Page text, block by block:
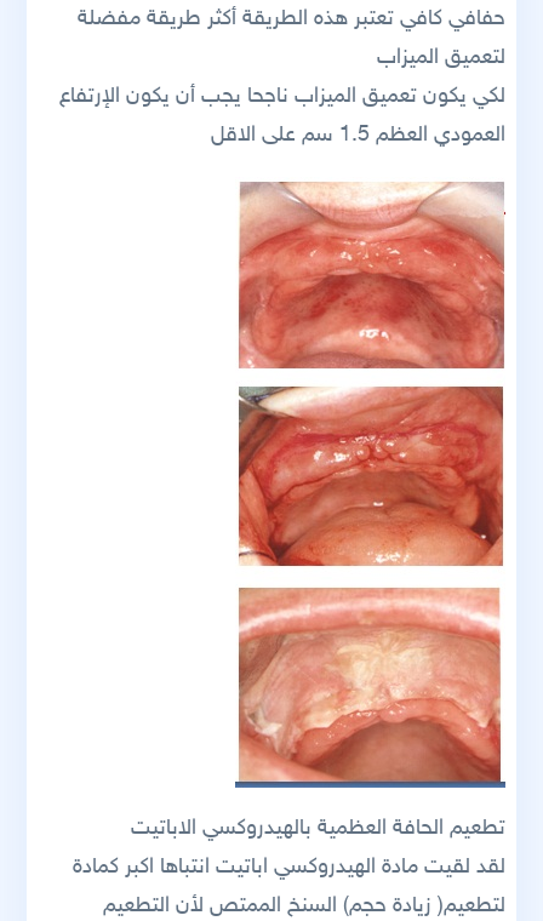
حفافي كافي تعتبر هذه الطريقة أكثر طريقة مفضلة
لتعميق الميزاب
لكي يكون تعميق الميزاب ناجحا يجب أن يكون الإرتفاع
العمودي العظم 1.5 سم على الاقل
تطعيم الحافة العظمية بالهيدروكسي الاباتيت
لقد لقيت مادة الهيدروكسي اباتيت انتباها اكبر كمادة
لتطعيم( زيادة حجم) السنخ الممتص لأن التطعيم